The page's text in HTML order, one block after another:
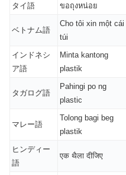
タイ語
ขอถุงหน่อย
ベトナム語
Cho tôi xin một cái
túi
インドネシ
ア語
Minta kantong
plastik
タガログ語
Pahingi po ng
plastic
マレー語
Tolong bagi beg
plastik
ヒンディー
語
एक थैला दीजिए